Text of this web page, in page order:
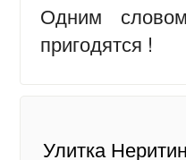
Одним
пригодятся !
Улитка